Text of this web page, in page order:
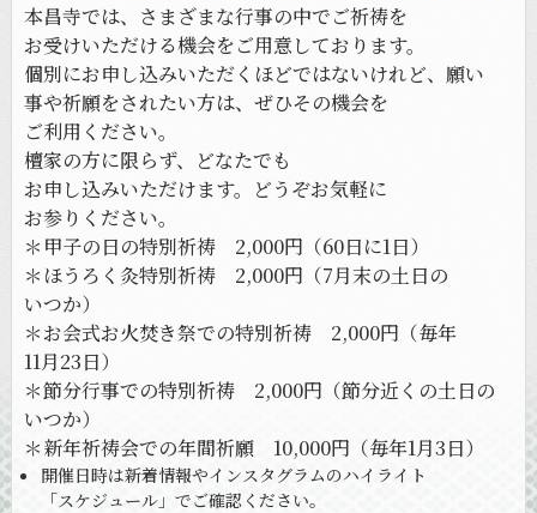
本昌寺では、 さまざまな行事の中でご祈祷を
お受けいただける機会をご用意しております。
個別にお申し込みいただく ほどではないけれど、 願い
事や祈願をされたい方は、 ぜひその機会を
ご利用ください。
檀家の方に限らず、
どなたでも
お申し込みいただけます。
どう ぞお気軽に
お参りください。
＊甲子の日の特別祈祷 2,000円 （60日に1日）
＊ほうろく 灸特別祈祷 2,000円 （7月末の土日の
いつか）
＊お会式お火焚き祭での特別祈祷 2,000円 （毎年
11月23日）
＊節分行事での特別祈祷 2,000円 （節分近くの土日の
いつか）
＊新年祈祷会での年間祈願 10,000円 （毎年1月3日）
開催日時は新着情報やインスタグラムのハイライト
「スケジュール」でご確認ください。